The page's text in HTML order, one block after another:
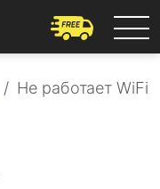
Не работает WiFi